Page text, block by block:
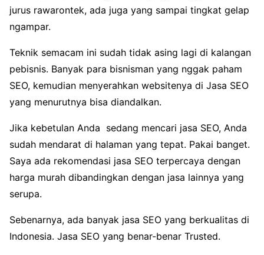
jurus rawarontek, ada juga yang sampai tingkat gelap
ngampar.
Teknik semacam ini sudah tidak asing lagi di kalangan
pebisnis. Banyak para bisnisman yang nggak paham
SEO, kemudian menyerahkan websitenya di Jasa SEO
yang menurutnya bisa diandalkan.
Jika kebetulan Anda sedang mencari jasa SEO, Anda
sudah mendarat di halaman yang tepat. Pakai banget.
Saya ada rekomendasi jasa SEO terpercaya dengan
harga murah dibandingkan dengan jasa lainnya yang
serupa.
Sebenarnya, ada banyak jasa SEO yang berkualitas di
Indonesia. Jasa SEO yang benar-benar Trusted.